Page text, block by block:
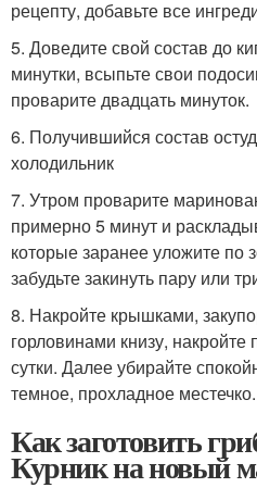
рецепту, добавьте все
5. Доведите свой состав до
минутки, всыпьте свои
проварите двадцать минуток.
6. Получившийся состав
холодильник
7. Утром проварите
примерно 5 минут и
которые заранее уложите по
забудьте закинуть пару или
8. Накройте крышками,
горловинами книзу, накройте
сутки. Далее убирайте
темное, прохладное местечко.
Как заготовить
Курник на новый